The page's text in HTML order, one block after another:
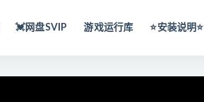
💓网盘SVIP 游戏运行库 ⭐️安装说明⭐️